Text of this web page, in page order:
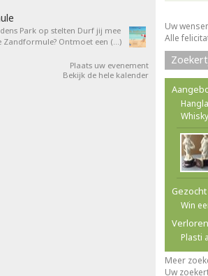
Park op stelten Durf jij mee
Zandformule? Ontmoet een (…)
Plaats uw evenement
Bekijk de hele kalender
Uw
Alle
Gezocht
Win
Verloren
Plasti
Meer
Uw